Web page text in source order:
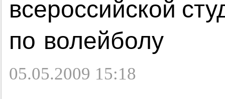
всероссийской
по волейболу
05.05.2009 15:18